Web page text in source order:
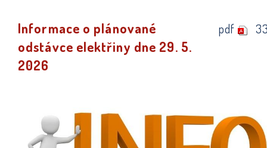
Informace o plánované
odstávce elektřiny dne 29. 5.
2026
pdf